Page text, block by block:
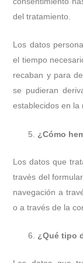
del tratamiento.
Los datos
el tiempo
recaban y para
se pudieran
establecidos en la
¿Cómo
Los datos que
través del
navegación a
o a través de la
¿Qué tipo